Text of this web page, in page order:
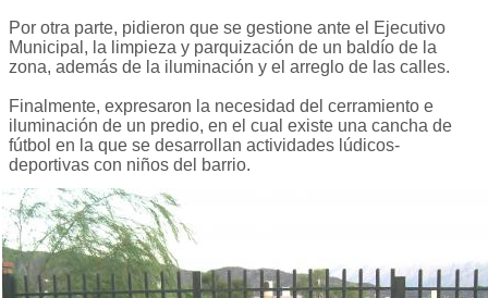
Por otra parte, pidieron que se gestione ante el Ejecutivo
Municipal, la limpieza y parquización de un baldío de la
zona, además de la iluminación y el arreglo de las calles.
Finalmente, expresaron la necesidad del cerramiento e
iluminación de un predio, en el cual existe una cancha de
fútbol en la que se desarrollan actividades lúdicos-
deportivas con niños del barrio.